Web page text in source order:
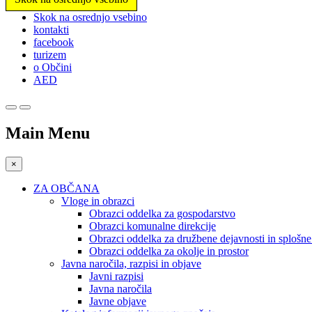
Prosimo,
upoštevajte:
spletno
mesto
vključuje
sistem
Pritisnite
F11,
prilagodite
spletno
slabovidnim,
Skok na osrednjo vsebino
kontakti
facebook
turizem
o Občini
AED
Main Menu
×
ZA OBČANA
Vloge in obrazci
Obrazci oddelka za gospodarstvo
Obrazci komunalne direkcije
Obrazci oddelka za družbene dejavnosti in
Obrazci oddelka za okolje in prostor
Javna naročila, razpisi in objave
Javni razpisi
Javna naročila
Javne objave